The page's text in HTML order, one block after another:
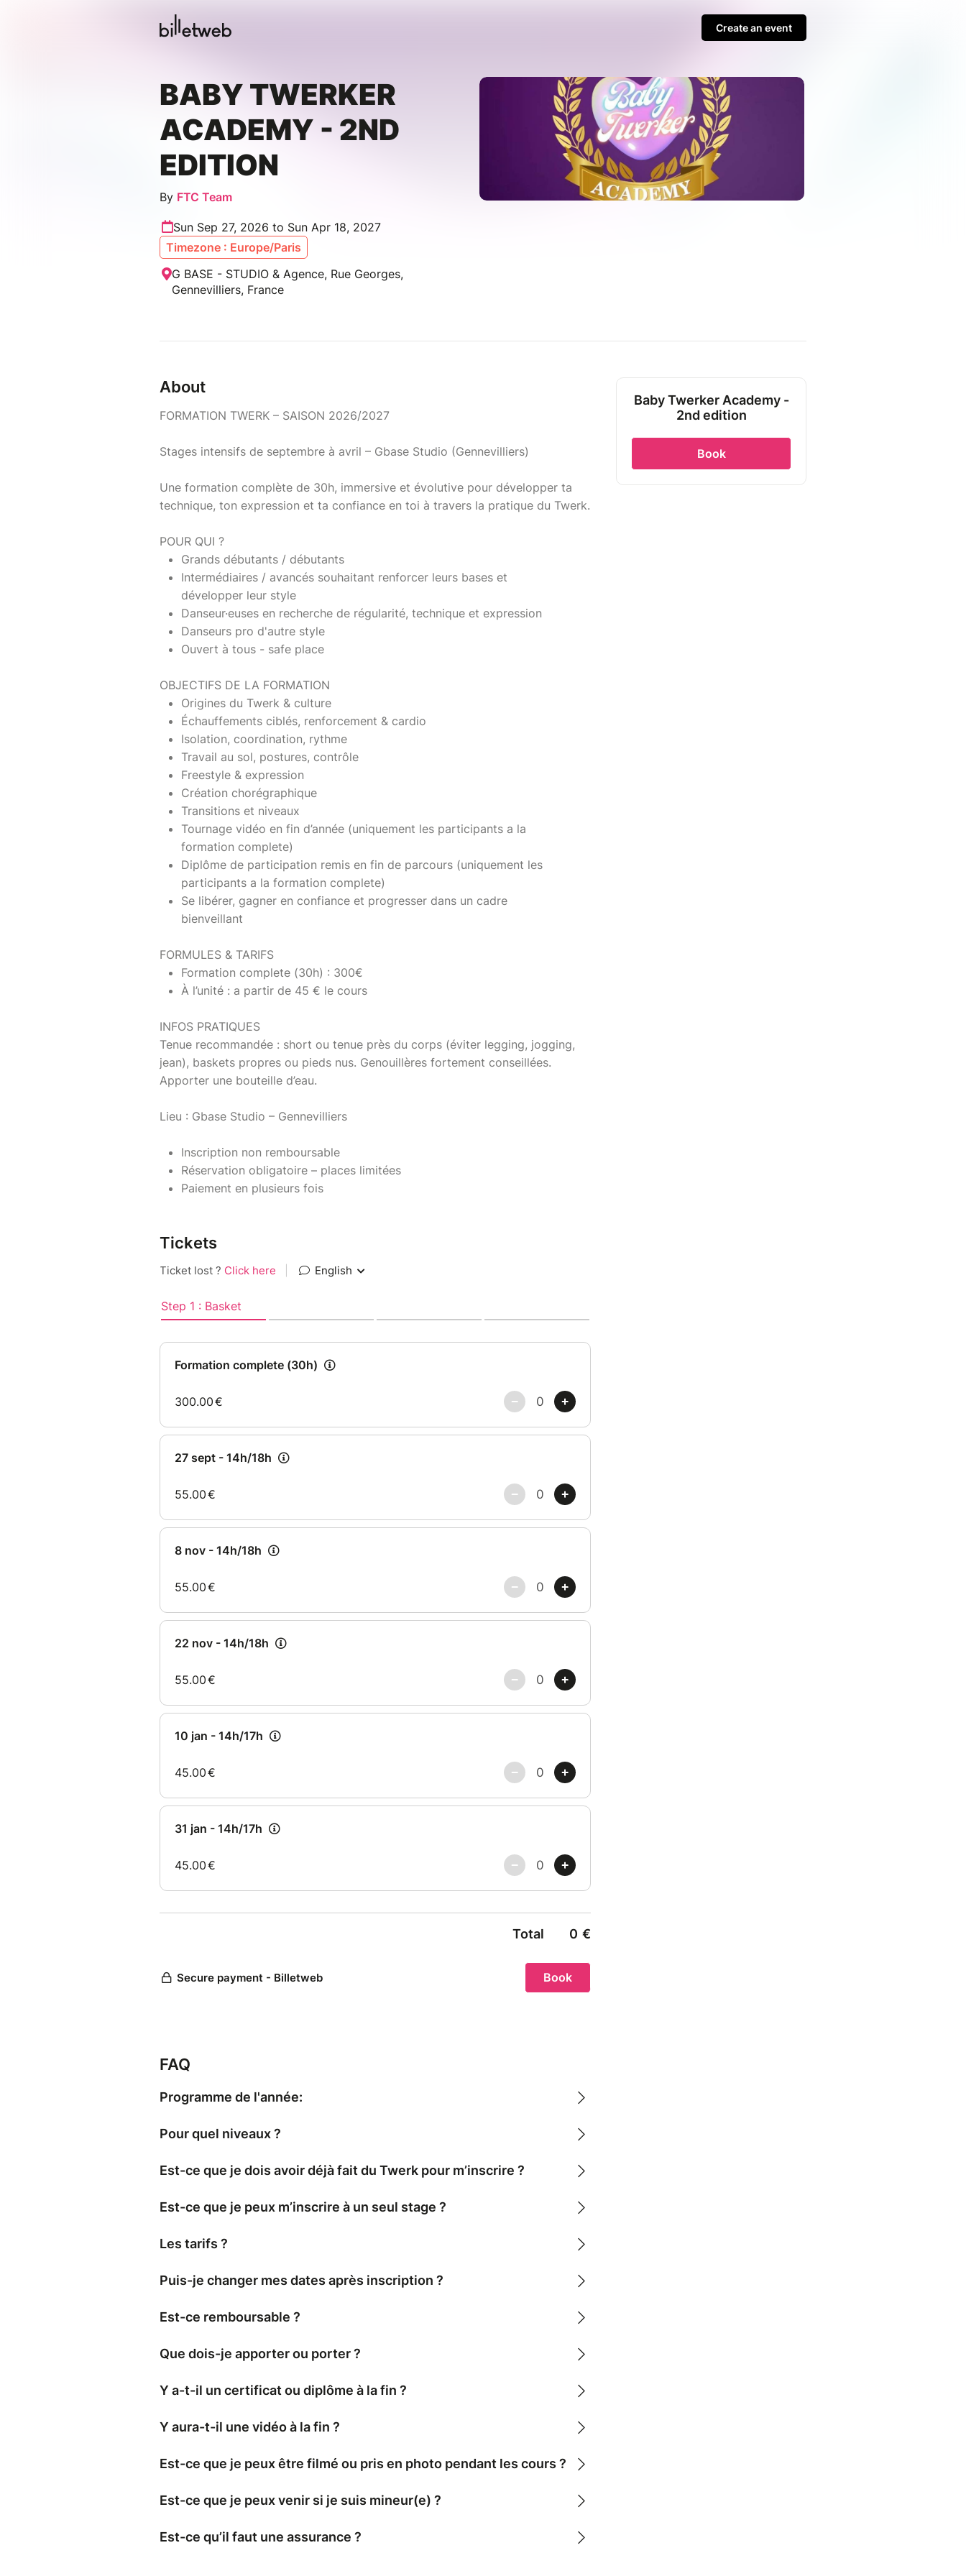
Create an event
BABY TWERKER
ACADEMY - 2ND
EDITION
By FTC Team
Sun Sep 27, 2026 to Sun Apr 18, 2027
Timezone : Europe/Paris
G BASE - STUDIO & Agence, Rue Georges,
Gennevilliers, France
About
FORMATION TWERK – SAISON 2026/2027
Stages intensifs de septembre à avril – Gbase Studio (Gennevilliers)
Une formation complète de 30h, immersive et évolutive pour développer ta
technique, ton expression et ta confiance en toi à travers la pratique du Twerk.
POUR QUI ?
Grands débutants / débutants
Intermédiaires / avancés souhaitant renforcer leurs bases et
développer leur style
Danseur·euses en recherche de régularité, technique et expression
Danseurs pro d'autre style
Ouvert à tous - safe place
OBJECTIFS DE LA FORMATION
Origines du Twerk & culture
Échauffements ciblés, renforcement & cardio
Isolation, coordination, rythme
Travail au sol, postures, contrôle
Freestyle & expression
Création chorégraphique
Transitions et niveaux
Tournage vidéo en fin d’année (uniquement les participants a la
formation complete)
Diplôme de participation remis en fin de parcours (uniquement les
participants a la formation complete)
Se libérer, gagner en confiance et progresser dans un cadre
bienveillant
FORMULES & TARIFS
Formation complete (30h) : 300€
À l’unité : a partir de 45 € le cours
INFOS PRATIQUES
Tenue recommandée : short ou tenue près du corps (éviter legging, jogging,
jean), baskets propres ou pieds nus. Genouillères fortement conseillées.
Apporter une bouteille d’eau.
Lieu : Gbase Studio – Gennevilliers
Inscription non remboursable
Réservation obligatoire – places limitées
Paiement en plusieurs fois
Tickets
FAQ
Programme de l'année:
Pour quel niveaux ?
Est-ce que je dois avoir déjà fait du Twerk pour m’inscrire ?
Est-ce que je peux m’inscrire à un seul stage ?
Les tarifs ?
Puis-je changer mes dates après inscription ?
Est-ce remboursable ?
Que dois-je apporter ou porter ?
Y a-t-il un certificat ou diplôme à la fin ?
Y aura-t-il une vidéo à la fin ?
Est-ce que je peux être filmé ou pris en photo pendant les cours ?
Est-ce que je peux venir si je suis mineur(e) ?
Est-ce qu’il faut une assurance ?
Baby Twerker Academy -
2nd edition
Book